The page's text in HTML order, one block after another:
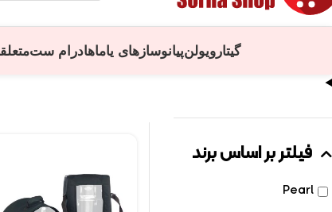
گیتار ویولنپیانوسازهای یاماهادرام ست
فیلتر بر اساس برند
Pearl